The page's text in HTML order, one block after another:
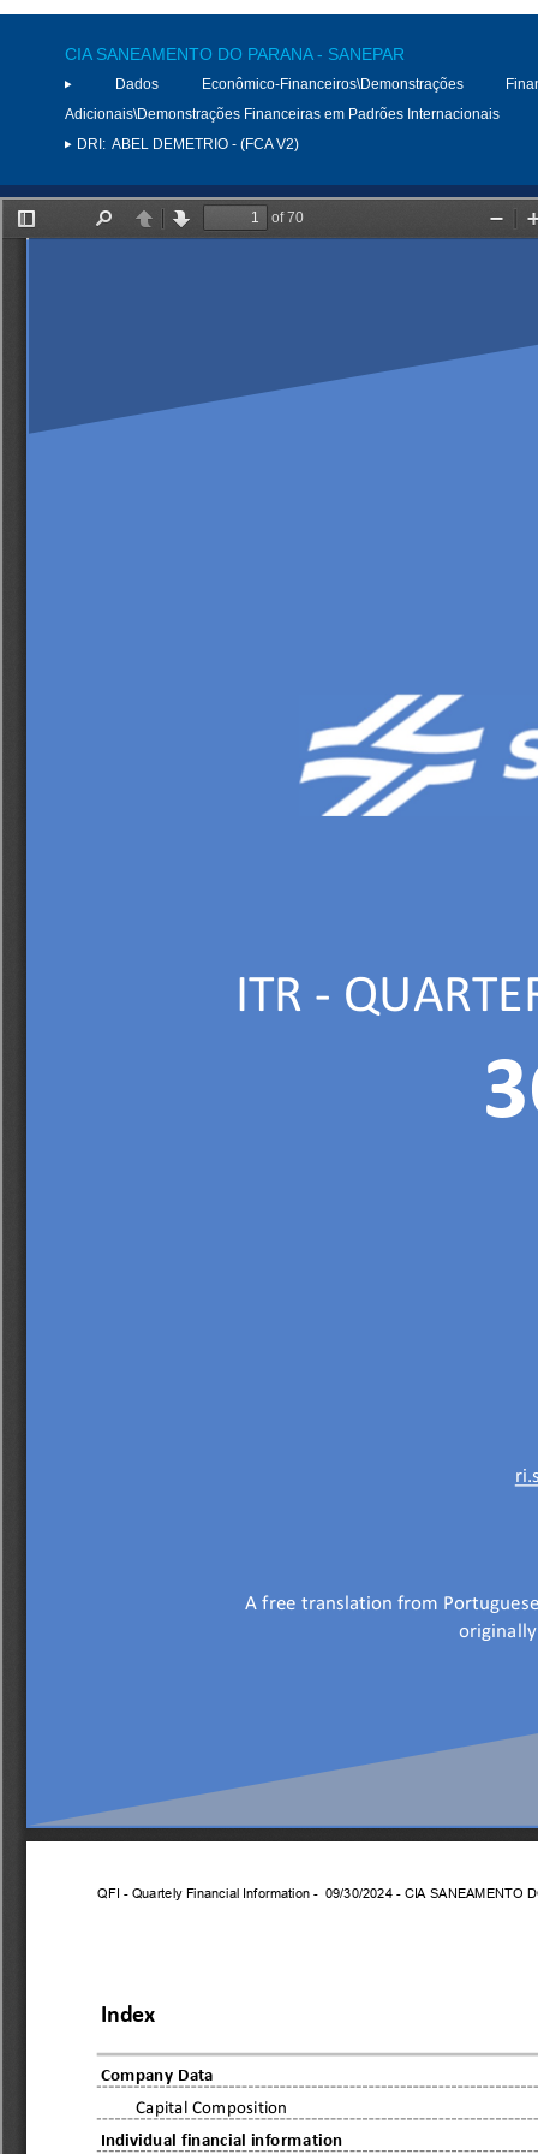
CIA SANEAMENTO DO PARANA - SANEPAR
Dados Econômico-Financeiros\Demonstrações
Adicionais\Demonstrações Financeiras em Padrões Internacionais
DRI: ABEL DEMETRIO - (FCA V2)